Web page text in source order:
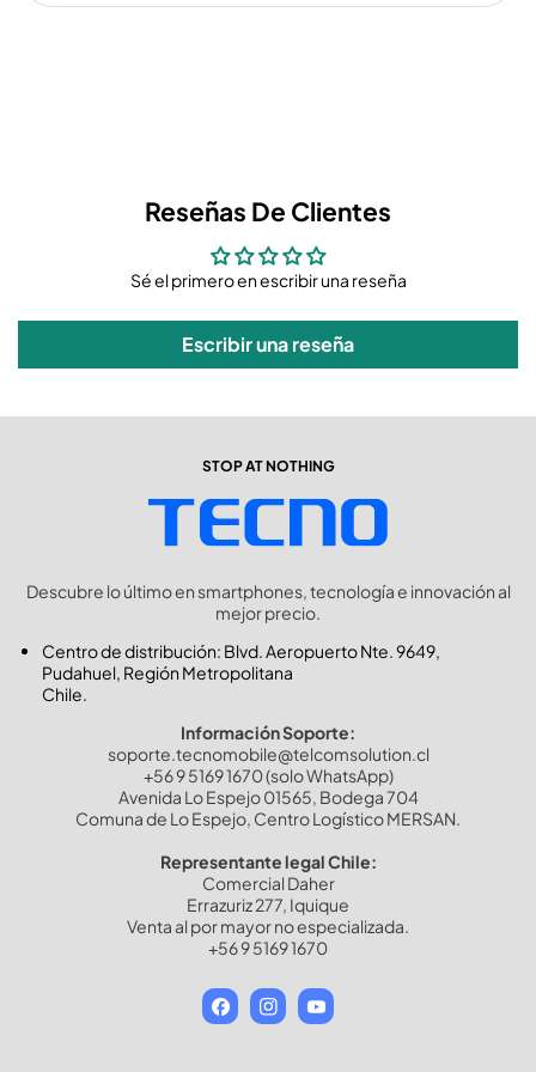
Reseñas De Clientes
Sé el primero en escribir una reseña
Escribir una reseña
STOP AT NOTHING
Descubre lo último en smartphones, tecnología e innovación al
mejor precio.
Centro de distribución: Blvd. Aeropuerto Nte. 9649,
Pudahuel, Región Metropolitana
Chile.
Información Soporte:
soporte.tecnomobile@telcomsolution.cl
+56 9 5169 1670 (solo WhatsApp)
Avenida Lo Espejo 01565, Bodega 704
Comuna de Lo Espejo, Centro Logístico MERSAN.
Representante legal Chile:
Comercial Daher
Errazuriz 277, Iquique
Venta al por mayor no especializada.
+56 9 5169 1670
FacebookInstagramYouTube